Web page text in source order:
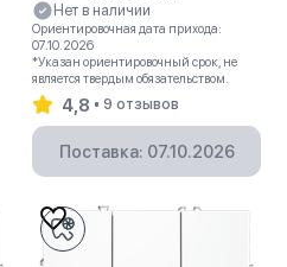
Нет в наличии
Ориентировочная дата прихода:
07.10.2026
*Указан ориентировочный срок, не
является твердым обязательством.
4,8 9 отзывов
Поставка: 07.10.2026